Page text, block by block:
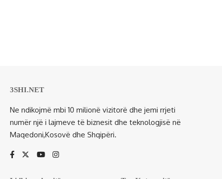
3SHI.NET
Ne ndikojmë mbi 10 milionë vizitorë dhe jemi rrjeti
numër një i lajmeve të biznesit dhe teknologjisë në
Maqedoni,Kosovë dhe Shqipëri.